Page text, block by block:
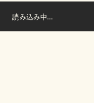
読み込み中...